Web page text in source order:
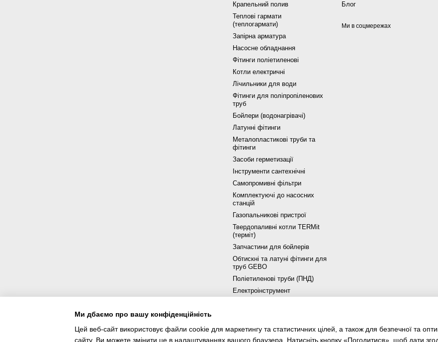
Крапельний полив
Теплові гармати
(теплогармати)
Запірна арматура
Насосне обладнання
Фітинги поліетиленові
Котли електричні
Лічильники для води
Фітинги для поліпропіленових
труб
Бойлери (водонагрівачі)
Латунні фітинги
Металопластикові труби та
фітинги
Засоби герметизації
Інструменти сантехнічні
Самопромивні фільтри
Комплектуючі до насосних
станцій
Газопальникові пристрої
Твердопаливні котли TERMit
(терміт)
Запчастини для бойлерів
Обтискні та латуні фітинги для
труб GEBO
Поліетиленові труби (ПНД)
Електроінструмент
живлення
Блог
Ми в соцмережах
Ми дбаємо про вашу конфіденційність
Цей веб-сайт використовує файли cookie для маркетингу та статистичних цілей, а також для безпечної та
сайту. Ви можете змінити це в налаштуваннях вашого браузера. Натисніть кнопку «Погодитися», щоб дати